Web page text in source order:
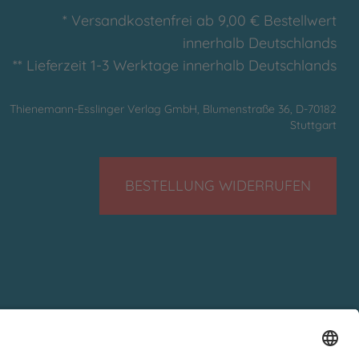
* Versandkostenfrei ab 9,00 € Bestellwert
innerhalb Deutschlands
** Lieferzeit 1-3 Werktage innerhalb Deutschlands
Thienemann-Esslinger Verlag GmbH, Blumenstraße 36, D-70182
Stuttgart
BESTELLUNG WIDERRUFEN